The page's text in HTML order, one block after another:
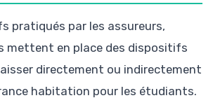
pratiqués par les assureurs,
mettent en place des dispositifs
directement ou indirectement
habitation pour les étudiants.